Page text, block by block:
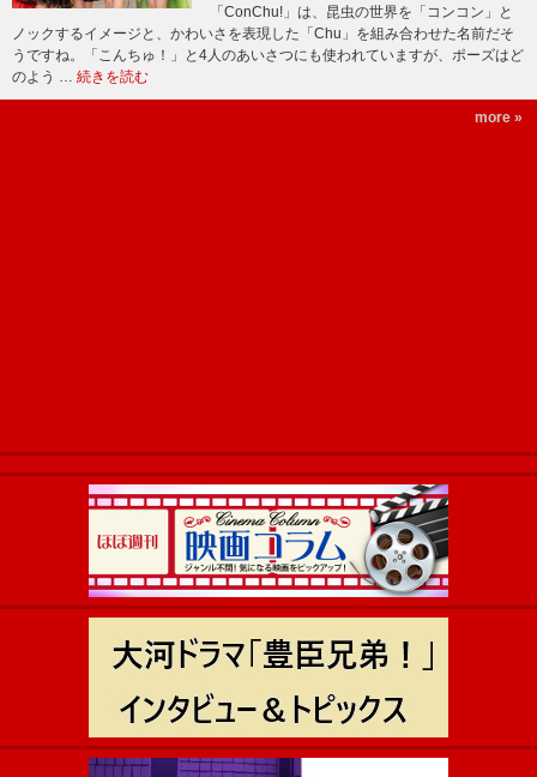
「ConChu!」は、昆虫の世界を「コンコン」と
ノックするイメージと、かわいさを表現した「Chu」を組み合わせた名前だそ
うですね。「こんちゅ！」と4人のあいさつにも使われていますが、ポーズはど
のよう … 続きを読む
more »